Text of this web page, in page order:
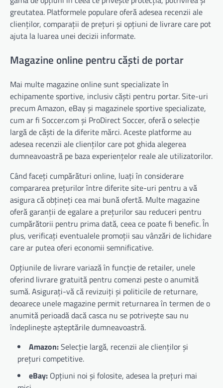
greutatea. Platformele populare oferă adesea recenzii ale
clienților, comparații de prețuri și opțiuni de livrare care pot
ajuta la luarea unei decizii informate.
Magazine online pentru căști de portar
Mai multe magazine online sunt specializate în
echipamente sportive, inclusiv căști pentru portar. Site-uri
precum Amazon, eBay și magazinele sportive specializate,
cum ar fi Soccer.com și ProDirect Soccer, oferă o selecție
largă de căști de la diferite mărci. Aceste platforme au
adesea recenzii ale clienților care pot ghida alegerea
dumneavoastră pe baza experiențelor reale ale utilizatorilor.
Când faceți cumpărături online, luați în considerare
compararea prețurilor între diferite site-uri pentru a vă
asigura că obțineți cea mai bună ofertă. Multe magazine
oferă garanții de egalare a prețurilor sau reduceri pentru
cumpărătorii pentru prima dată, ceea ce poate fi benefic. În
plus, verificați eventualele promoții sau vânzări de lichidare
care ar putea oferi economii semnificative.
Opțiunile de livrare variază în funcție de retailer, unele
oferind livrare gratuită pentru comenzi peste o anumită
sumă. Asigurați-vă că revizuiți și politicile de returnare,
deoarece unele magazine permit returnarea în termen de o
anumită perioadă dacă casca nu se potrivește sau nu
îndeplinește așteptările dumneavoastră.
Amazon:Selecție largă, recenzii ale clienților și
prețuri competitive.
eBay: Opțiuni noi și folosite, adesea la prețuri mai